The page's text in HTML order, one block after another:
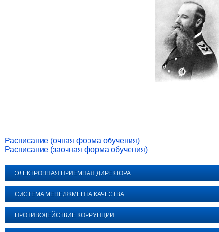
Расписание (очная форма обучения)
Расписание (заочная форма обучения)
ЭЛЕКТРОННАЯ ПРИЕМНАЯ ДИРЕКТОРА
СИСТЕМА МЕНЕДЖМЕНТА КАЧЕСТВА
ПРОТИВОДЕЙСТВИЕ КОРРУПЦИИ